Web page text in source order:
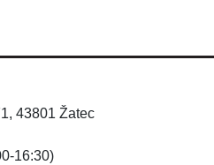
43801 Žatec
16:30)